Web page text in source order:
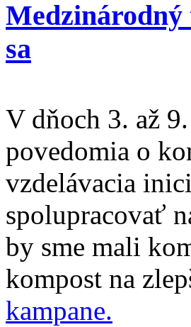
Medzinárodný
sa
V dňoch 3. až
povedomia o
vzdelávacia
spolupracovať
by sme mali
kompost na
kampane.